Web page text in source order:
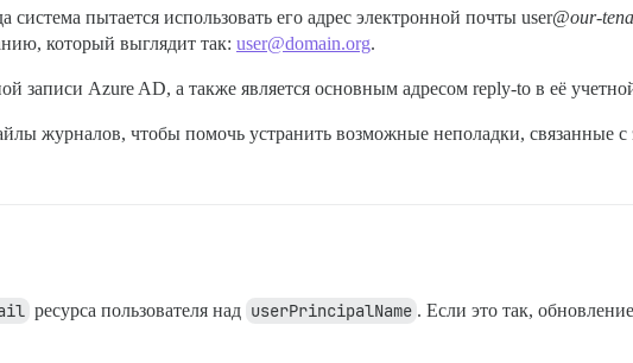
пытается использовать его адрес электронной почты user@our-
который выглядит так: user@domain.org.
записи Azure AD, а также является основным адресом reply-to в её
журналов, чтобы помочь устранить возможные неполадки, связанные с
ресурса пользователя над userPrincipalName . Если это так,